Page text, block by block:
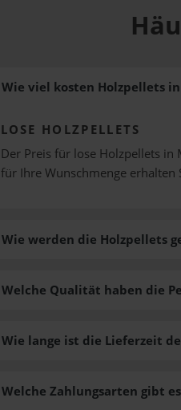
Wie viel kosten Holzpellets
LOSE HOLZPELLETS
Der Preis für lose Holzpellets
für Ihre Wunschmenge erhalten
Wie werden die Holzpellets
Welche Zahlungsarten gibt
Welche Qualität haben die
Wie lange ist die Lieferzeit